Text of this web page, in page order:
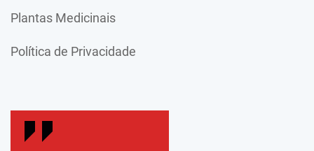
Plantas Medicinais
Política de Privacidade